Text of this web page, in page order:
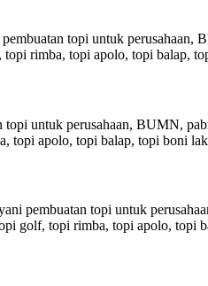
topi untuk perusahaan,
topi rimba, topi apolo, topi balap,
untuk perusahaan, BUMN,
topi apolo, topi balap, topi boni
pembuatan topi untuk
golf, topi rimba, topi apolo, topi